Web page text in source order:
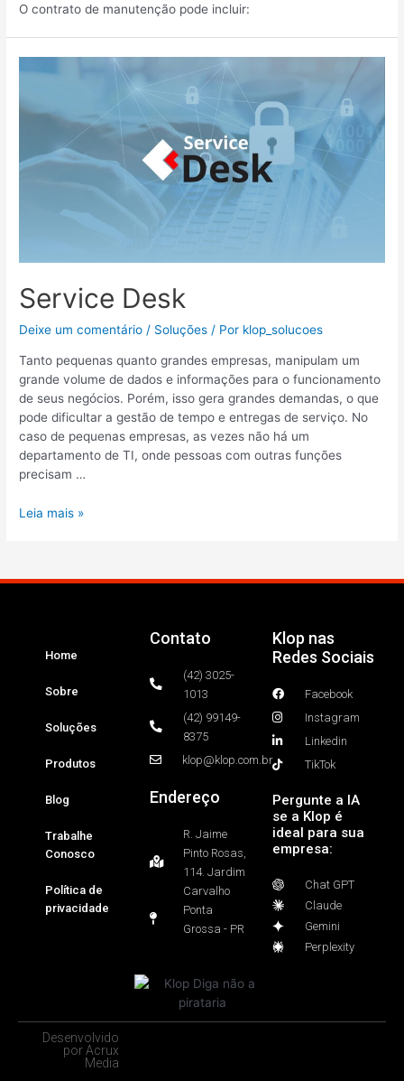
O contrato de manutenção pode incluir:
Service Desk
Deixe um comentário / Soluções / Por klop_solucoes
Tanto pequenas quanto grandes empresas, manipulam um
grande volume de dados e informações para o funcionamento
de seus negócios. Porém, isso gera grandes demandas, o que
pode dificultar a gestão de tempo e entregas de serviço. No
caso de pequenas empresas, as vezes não há um
departamento de TI, onde pessoas com outras funções
precisam …
Leia mais »
Home
Sobre
Soluções
Produtos
Blog
Trabalhe
Conosco
Política de
privacidade
Contato
(42) 3025-
1013
(42) 99149-
8375
klop@klop.com.br
Endereço
R. Jaime
Pinto Rosas,
114. Jardim
Carvalho
Ponta
Grossa - PR
Klop nas
Redes Sociais
Facebook
Instagram
Linkedin
TikTok
Pergunte a IA
se a Klop é
ideal para sua
empresa:
Chat GPT
Claude
Gemini
Perplexity
Desenvolvido
por Acrux
Media